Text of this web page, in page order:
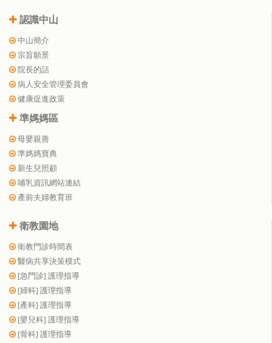
認識中山
中山簡介
宗旨願景
院長的話
病人安全管理委員會
健康促進政策
準媽媽區
母嬰親善
準媽媽寶典
新生兒照顧
哺乳資訊網站連結
產前夫婦教育班
衛教園地
衛教門診時間表
醫病共享決策模式
[急門診] 護理指導
[婦科] 護理指導
[產科] 護理指導
[嬰兒科] 護理指導
[骨科] 護理指導